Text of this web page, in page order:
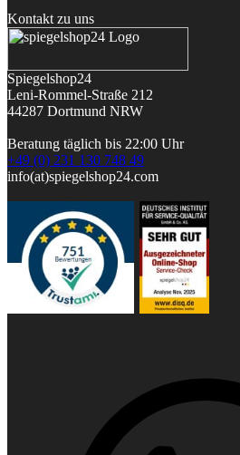
Kontakt zu uns
Spiegelshop24
Leni-Rommel-Straße 212
44287 Dortmund NRW
Beratung täglich bis 22:00 Uhr
+49 (0) 231 130 748 49
info(at)spiegelshop24.com